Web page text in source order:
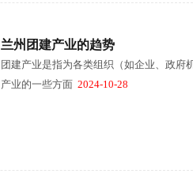
兰州团建产业的趋势
团建产业是指为各类组织（如企业、政府
产业的一些方面 2024-10-28